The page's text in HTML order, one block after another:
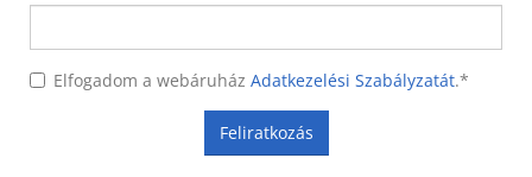
Elfogadom a webáruház Adatkezelési Szabályzatát.*
Feliratkozás